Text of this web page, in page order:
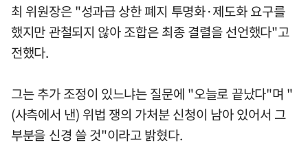
최 위원장은 "성과급 상한 폐지 투명화·제도화 요구를
했지만 관철되지 않아 조합은 최종 결렬을 선언했다"고
전했다.
그는 추가 조정이 있느냐는 질문에 "오늘로 끝났다"며 "
(사측에서 낸) 위법 쟁의 가처분 신청이 남아 있어서 그
부분을 신경 쓸 것"이라고 밝혔다.